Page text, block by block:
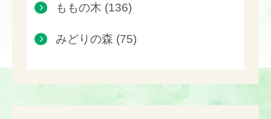
ももの木 (136)
みどりの森 (75)